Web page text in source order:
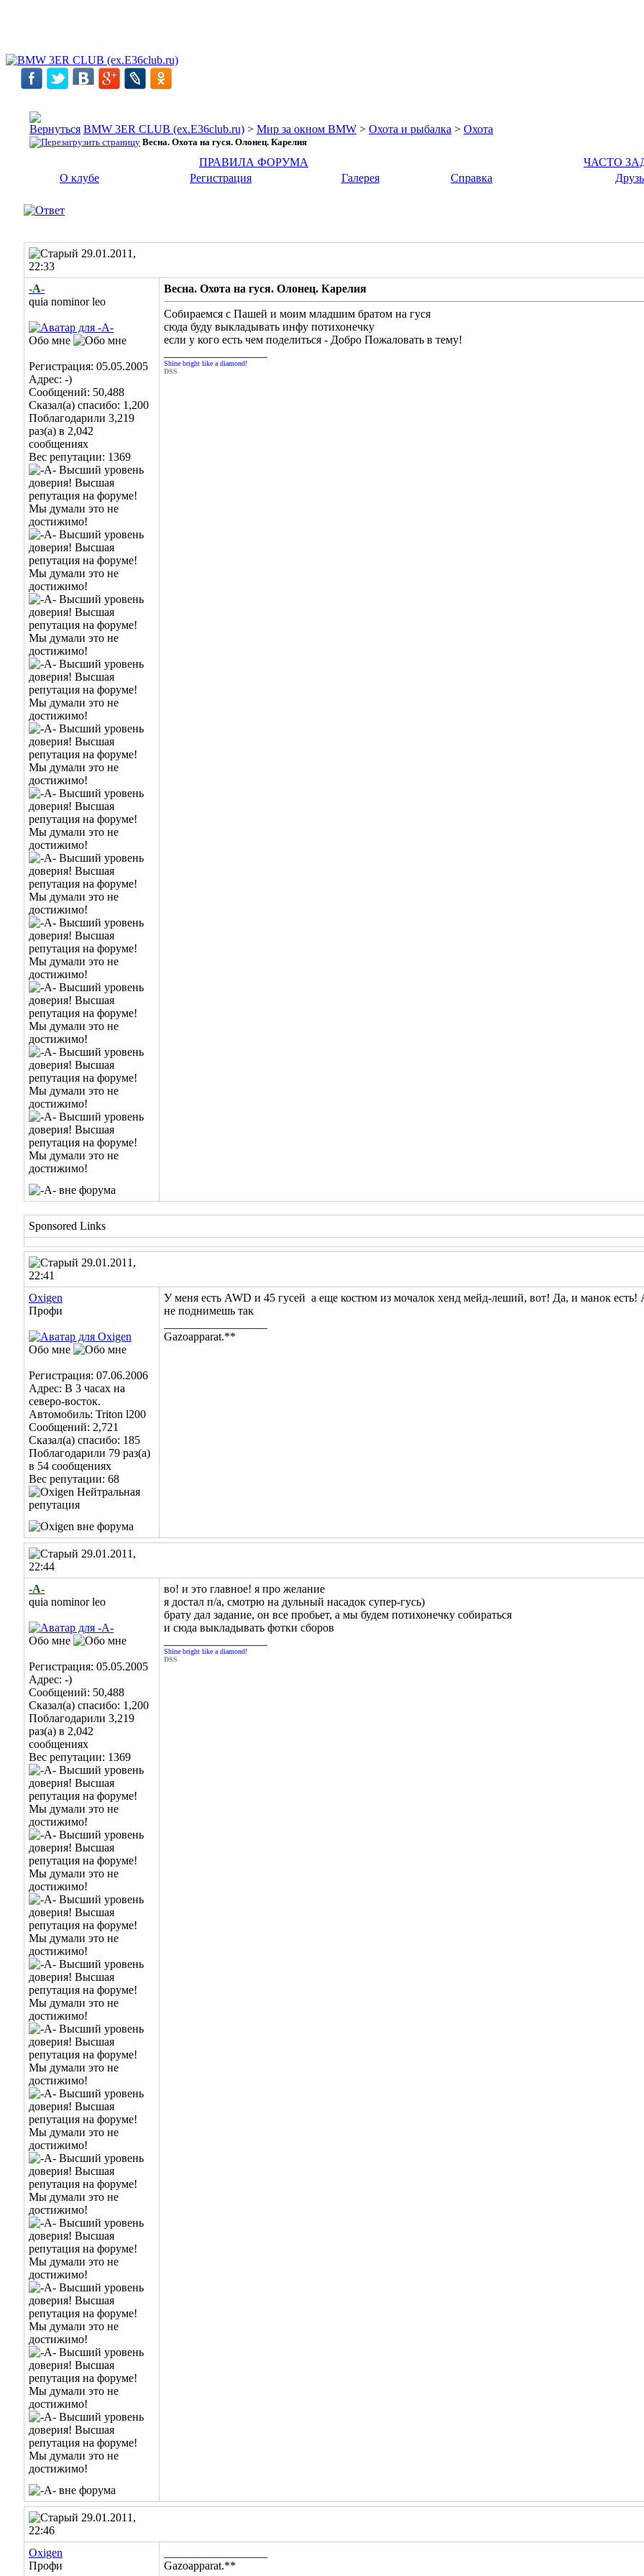
BMW 3ER CLUB (ex.E36club.ru) > Мир за окном BMW > Охота и рыбалка > Охота
Весна. Охота на гуся. Олонец. Карелия
ПРАВИЛА ФОРУМА
ЧАСТО
О клубе
Регистрация Галерея Справка
29.01.2011,
22:33
-А-
quia nominor leo
Обо мне
Регистрация: 05.05.2005
Адрес: -)
Сообщений: 50,488
Сказал(а) спасибо: 1,200
Поблагодарили 3,219
раз(а) в 2,042
сообщениях
Вес репутации: 1369
Весна. Охота на гуся. Олонец. Карелия
Собираемся с Пашей и моим младшим братом на гуся
сюда буду выкладывать инфу потихонечку
если у кого есть чем поделиться - Добро Пожаловать в тему!
Shine bright like a diamond!
DSS
Sponsored Links
29.01.2011,
22:41
Oxigen
Профи
Обо мне
Регистрация: 07.06.2006
Адрес: В 3 часах на
северо-восток.
Автомобиль: Triton l200
Сообщений: 2,721
Сказал(а) спасибо: 185
Поблагодарили 79 раз(а)
в 54 сообщениях
Вес репутации: 68
У меня есть AWD и 45 гусей а еще костюм из мочалок хенд мейд-леший, вот! Да, и манок есть!
не поднимешь так
Gazoapparat.**
29.01.2011,
22:44
-А-
quia nominor leo
Обо мне
Регистрация: 05.05.2005
Адрес: -)
Сообщений: 50,488
Сказал(а) спасибо: 1,200
Поблагодарили 3,219
раз(а) в 2,042
сообщениях
Вес репутации: 1369
во! и это главное! я про желание
я достал п/а, смотрю на дульный насадок супер-гусь)
брату дал задание, он все пробьет, а мы будем потихонечку собираться
и сюда выкладывать фотки сборов
Shine bright like a diamond!
DSS
29.01.2011,
22:46
Oxigen
Профи
Gazoapparat.**